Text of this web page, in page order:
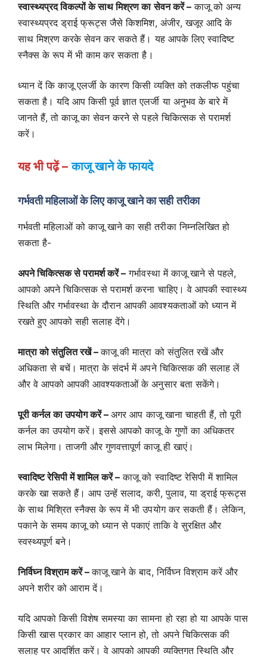
स्वास्थ्यप्रद विकल्पों के साथ मिश्रण का सेवन करें –काजू को अन्य
स्वास्थ्यप्रद ड्राई फ्रूट्स जैसे किशमिश, अंजीर, खजूर आदि के
साथ मिश्रण करके सेवन कर सकते हैं। यह आपके लिए स्वादिष्ट
स्नैक्स के रूप में भी काम कर सकता है।
ध्यान दें कि काजू एलर्जी के कारण किसी व्यक्ति को तकलीफ पहुंचा
सकता है। यदि आप किसी पूर्व ज्ञात एलर्जी या अनुभव के बारे में
जानते हैं, तो काजू का सेवन करने से पहले चिकित्सक से परामर्श
करें।
यह भी पढ़ें – काजू खाने के फायदे
गर्भवती महिलाओं के लिए काजू खाने का सही तरीका
गर्भवती महिलाओं को काजू खाने का सही तरीका निम्नलिखित हो
सकता है-
अपने चिकित्सक से परामर्श करें – गर्भावस्था में काजू खाने से पहले,
आपको अपने चिकित्सक से परामर्श करना चाहिए। वे आपकी स्वास्थ्य
स्थिति और गर्भावस्था के दौरान आपकी आवश्यकताओं को ध्यान में
रखते हुए आपको सही सलाह देंगे।
मात्रा को संतुलित रखें –काजू की मात्रा को संतुलित रखें और
अधिकता से बचें। मात्रा के संदर्भ में अपने चिकित्सक की सलाह लें
और वे आपको आपकी आवश्यकताओं के अनुसार बता सकेंगे।
पूरी कर्नल का उपयोग करें –अगर आप काजू खाना चाहती हैं, तो पूरी
कर्नल का उपयोग करें। इससे आपको काजू के गुणों का अधिकतर
लाभ मिलेगा। ताजगी और गुणवत्तापूर्ण काजू ही खाएं।
स्वादिष्ट रेसिपी में शामिल करें – काजू को स्वादिष्ट रेसिपी में शामिल
करके खा सकते हैं। आप उन्हें सलाद, करी, पुलाव, या ड्राई फ्रूट्स
के साथ मिश्रित स्नैक्स के रूप में भी उपयोग कर सकती हैं। लेकिन,
पकाने के समय काजू को ध्यान से पकाएं ताकि वे सुरक्षित और
स्वस्थ्यपूर्ण बने।
निर्विघ्न विश्राम करें –काजू खाने के बाद, निर्विघ्न विश्राम करें और
अपने शरीर को आराम दें।
यदि आपको किसी विशेष समस्या का सामना हो रहा हो या आपके पास
किसी खास प्रकार का आहार प्लान हो, तो अपने चिकित्सक की
सलाह पर आदर्शित करें। वे आपको आपकी व्यक्तिगत स्थिति और